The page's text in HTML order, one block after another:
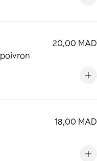
20,00 MAD
18,00 MAD